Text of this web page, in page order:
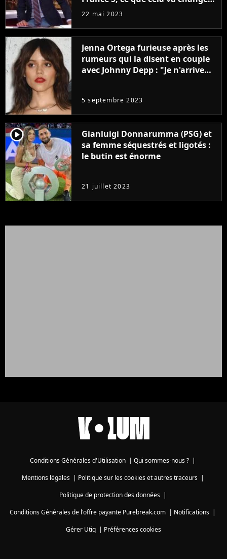
à la rentrée
22 mai 2023
Jenna Ortega furieuse après les
rumeurs qui la disent en couple
avec Johnny Depp : "Je n'arrive
5 septembre 2023
player2
Gianluigi Donnarumma (PSG) et
sa femme séquestrés et ligotés :
le butin est énorme
21 juillet 2023
Conditions Générales d'Utilisation Qui sommes-nous ?
Mentions légales| Politique sur les cookies et autres traceurs|
Politique de protection des données|
Conditions Générales de l'offre payante Purebreak.com
Notifications
Gérer Utiq
Préférences cookies